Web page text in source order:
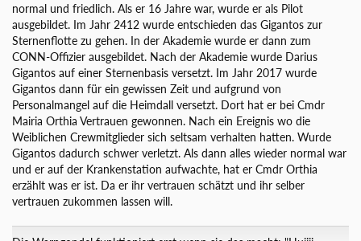
normal und friedlich. Als er 16 Jahre war, wurde er als Pilot
ausgebildet. Im Jahr 2412 wurde entschieden das Gigantos zur
Sternenflotte zu gehen. In der Akademie wurde er dann zum
CONN-Offizier ausgebildet. Nach der Akademie wurde Darius
Gigantos auf einer Sternenbasis versetzt. Im Jahr 2017 wurde
Gigantos dann für ein gewissen Zeit und aufgrund von
Personalmangel auf die Heimdall versetzt. Dort hat er bei Cmdr
Mairia Orthia Vertrauen gewonnen. Nach ein Ereignis wo die
Weiblichen Crewmitglieder sich seltsam verhalten hatten. Wurde
Gigantos dadurch schwer verletzt. Als dann alles wieder normal war
und er auf der Krankenstation aufwachte, hat er Cmdr Orthia
erzählt was er ist. Da er ihr vertrauen schätzt und ihr selber
vertrauen zukommen lassen will.